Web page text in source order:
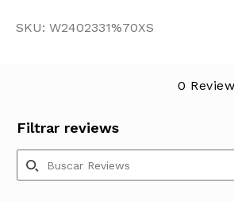
SKU: W2402331%70XS
Filtrar reviews
0